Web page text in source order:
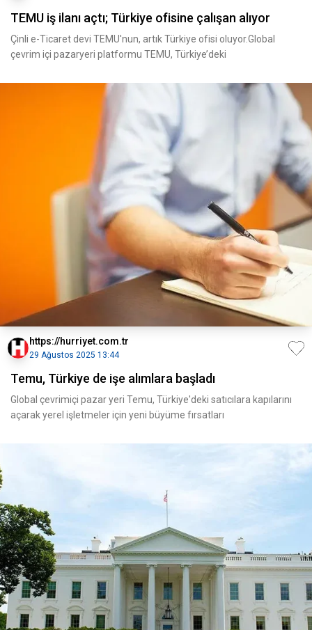
TEMU iş ilanı açtı; Türkiye ofisine çalışan alıyor
Çinli e-Ticaret devi TEMU'nun, artık Türkiye ofisi oluyor.Global
çevrim içi pazaryeri platformu TEMU, Türkiye’deki
https://hurriyet.com.tr
29 Ağustos 2025 13:44
Temu, Türkiye de işe alımlara başladı
Global çevrimiçi pazar yeri Temu, Türkiye'deki satıcılara kapılarını
açarak yerel işletmeler için yeni büyüme fırsatları